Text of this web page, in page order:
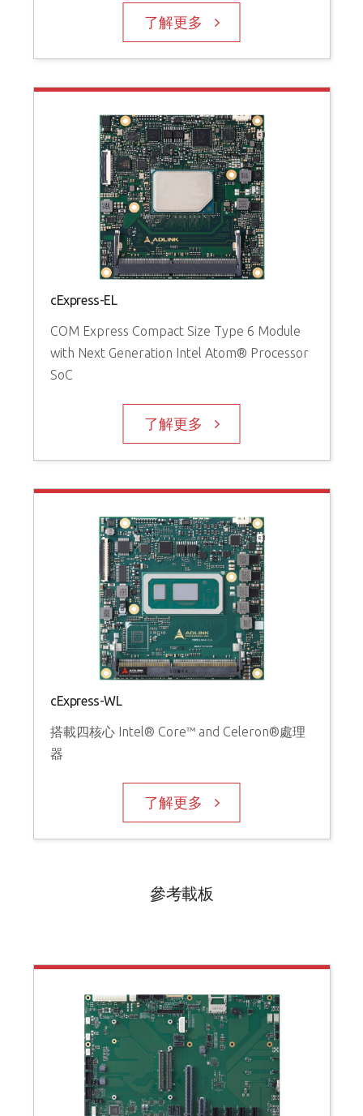
了解更多
cExpress-EL
COM Express Compact Size Type 6 Module
with Next Generation Intel Atom® Processor
SoC
了解更多
cExpress-WL
搭載四核心 Intel® Core™ and Celeron®處理
器
了解更多
參考載板